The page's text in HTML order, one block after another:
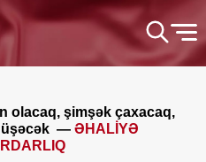
olacaq, şimşək çaxacaq,
— ƏHALİYƏ